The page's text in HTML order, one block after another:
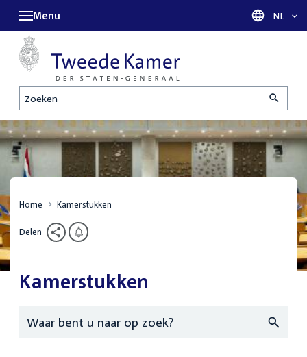
Zoeken
Menu Taal
NL
Home Kamerstukken
Delen
Kamerstukken
Zoeken